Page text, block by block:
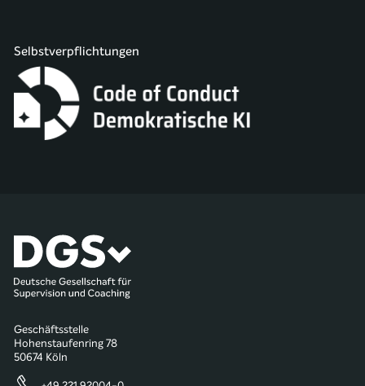
Selbstverpflichtungen
Geschäftsstelle
Hohenstaufenring 78
50674 Köln